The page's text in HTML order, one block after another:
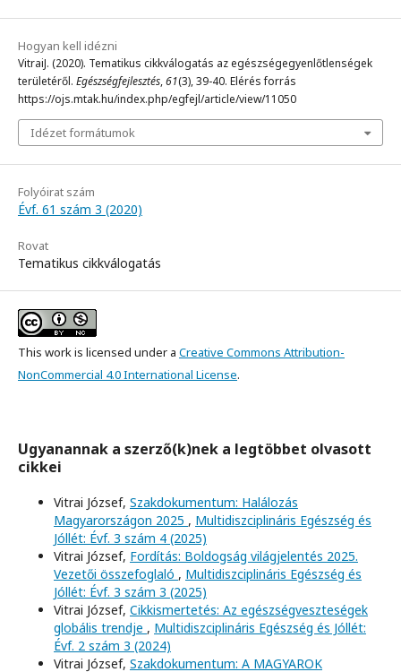
Hogyan kell idézni
VitraiJ. (2020). Tematikus cikkválogatás az egészségegyenlőtlenségek
területéről. Egészségfejlesztés,61(3), 39-40. Elérés forrás
https://ojs.mtak.hu/index.php/egfejl/article/view/11050
Idézet formátumok
Folyóirat szám
Évf. 61 szám 3 (2020)
Rovat
Tematikus cikkválogatás
This work is licensed under a Creative Commons Attribution-
NonCommercial 4.0 International License.
Ugyanannak a szerző(k)nek a legtöbbet olvasott
cikkei
Vitrai József, Szakdokumentum: Halálozás
Magyarországon 2025 , Multidiszciplináris Egészség és
Jóllét: Évf. 3 szám 4 (2025)
Vitrai József, Fordítás: Boldogság világjelentés 2025.
Vezetői összefoglaló , Multidiszciplináris Egészség és
Jóllét: Évf. 3 szám 3 (2025)
Vitrai József, Cikkismertetés: Az egészségveszteségek
globális trendje , Multidiszciplináris Egészség és Jóllét:
Évf. 2 szám 3 (2024)
Vitrai József, Szakdokumentum: A MAGYAROK